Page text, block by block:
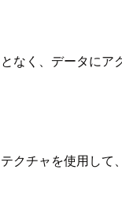
く、データにア
チャを使用し